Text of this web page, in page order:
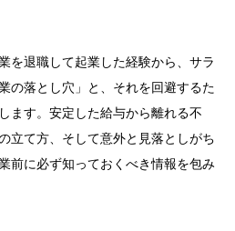
を退職して起業した経験から、サラ
の落とし穴」と、それを回避するた
ます。安定した給与から離れる不
立て方、そして意外と見落としがち
前に必ず知っておくべき情報を包み